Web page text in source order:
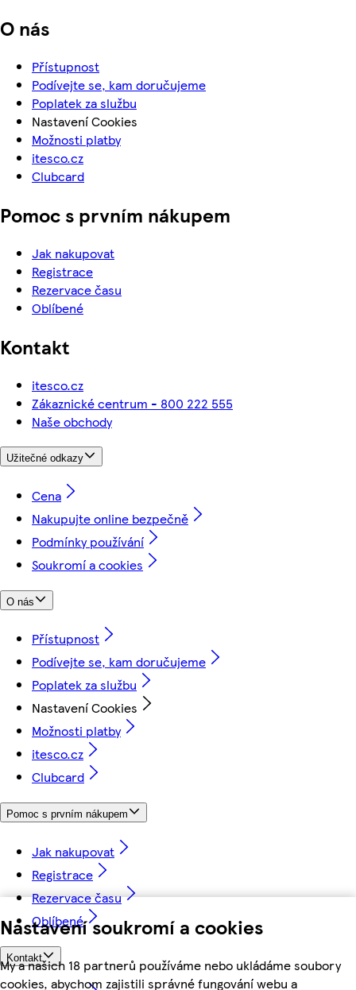
Nastavení soukromí a cookies
My a našich 18 partnerů používáme nebo ukládáme soubory
cookies, abychom zajistili správné fungování webu a
O nás
Přístupnost
Podívejte se, kam doručujeme
Poplatek za službu
Nastavení Cookies
Možnosti platby
itesco.cz
Clubcard
Pomoc s prvním nákupem
Jak nakupovat
Registrace
Rezervace času
Oblíbené
Kontakt
itesco.cz
Zákaznické centrum - 800 222 555
Naše obchody
Užitečné odkazy
Cena
Nakupujte online bezpečně
Podmínky používání
Soukromí a cookies
O nás
Přístupnost
Podívejte se, kam doručujeme
Poplatek za službu
Nastavení Cookies
Možnosti platby
itesco.cz
Clubcard
Pomoc s prvním nákupem
Jak nakupovat
Registrace
Rezervace času
Oblíbené
Kontakt